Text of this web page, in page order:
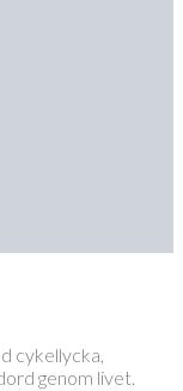
cykellycka,
genom livet.